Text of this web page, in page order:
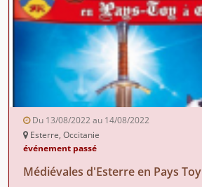
Du 13/08/2022 au 14/08/2022
Esterre, Occitanie
événement passé
Médiévales d'Esterre en Pays Toy